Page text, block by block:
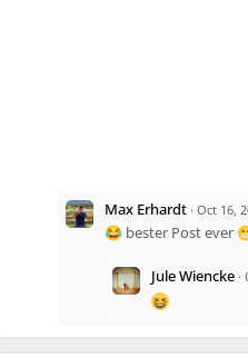
Max Erhardt · Oct 16,
😂 bester Post ever
Jule Wiencke ·